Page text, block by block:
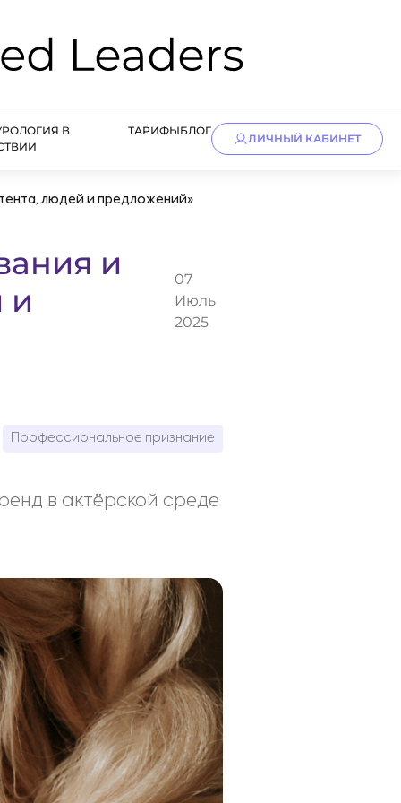
В
ТАРИФЫБЛОГ
ЛИЧНЫЙ КАБИНЕТ
людей и предложений»
и
и
07
Июль
2025
Профессиональное признание
в актёрской среде